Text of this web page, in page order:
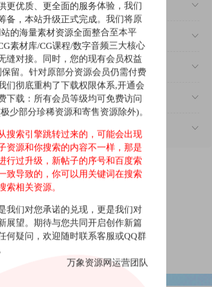
collection! Tagman just needs one click to add
all common media players to display information
of your mp3 files. These are read by all common
track in your collection and compares it with a
data is compared with the fingerprints stored in a big
to the file.
更优质、更全面的服务体验，我们
备，本站升级正式完成。我们将原
的海量素材资源全面整合至本平
素材库/CG课程/数字音频三大核心
缝对接。同时，您的现有会员权益
保留。针对原部分资源会员仍需付费
们彻底重构了下载权限体系,开通会
下载：所有会员等级均可免费访问
少部分珍稀资源和寄售资源除外)。
搜索引擎跳转过来的，可能会出现
资源和你搜索的内容不一样，那是
行过升级，新帖子的序号和百度索
致导致的，你可以用关键词在搜索
索相关资源。
我们对您承诺的兑现，更是我们对
展望。期待与您共同开启创作新篇
何疑问，欢迎随时联系客服或QQ群
万象资源网运营团队